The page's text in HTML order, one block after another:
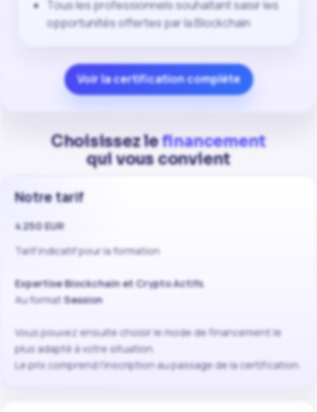
Tous les professionnels souhaitant saisir les
opportunités offertes par la Blockchain
Voir la certification complète
Choisissez lefinancement
qui vous convient
Notre tarif
4 250 EUR
Tarif indicatif pour la formation
Expertise Blockchain et Crypto Actifs.
Au formatSession
Vous pouvez ensuite choisir le mode de financement le
plus adapté à votre situation.
Le prix comprend l'inscription au passage de la certification.